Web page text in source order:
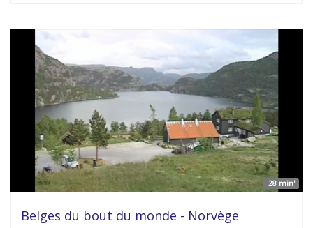
28 min'
Belges du bout du monde - Norvège